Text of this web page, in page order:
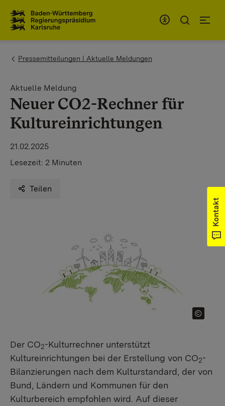
You are here:
Pressemitteilungen | Aktuelle Meldungen
Aktuelle Meldung
Neuer CO2-Rechner für
Kultureinrichtungen
21.02.2025
Lesezeit: 2 Minuten
Teilen
Der CO2-Kulturrechner unterstützt
Kultureinrichtungen bei der Erstellung von CO2-
Bilanzierungen nach dem Kulturstandard, der von
Bund, Ländern und Kommunen für den
Kulturbereich empfohlen wird. Auf dieser
Kontakt